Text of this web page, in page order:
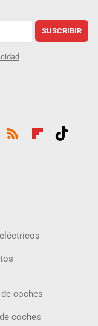
SUSCRIBIR
coches
coches